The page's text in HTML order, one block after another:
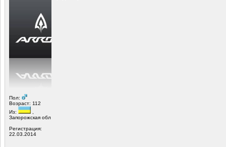
Пол:
Возраст: 112
Из:
Запорожская обл
Регистрация:
22.03.2014